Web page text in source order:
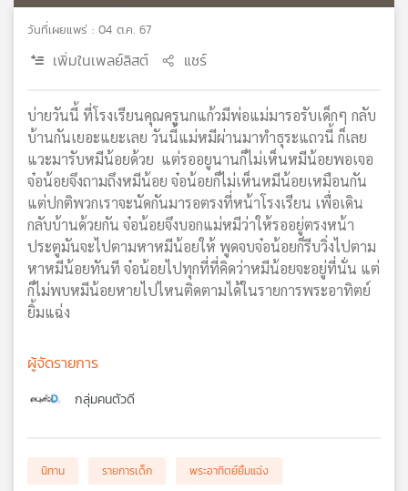
ไทย
แผนที่
วิทยุ
เครือ
ข่าย
วันที่เผยแพร่ : 04 ต.ค. 67
เพิ่มในเพลย์ลิสต์ แชร์
บ่ายวันนี้ ที่โรงเรียนคุณครูนกแก้วมีพ่อแม่มารอรับเด็กๆ กลับ
บ้านกันเยอะแยะเลย วันนี้แม่หมีผ่านมาทำธุระแถวนี้ ก็เลย
แวะมารับหมีน้อยด้วย แต่รออยูนานก็ไม่เห็นหมีน้อยพอเจอ
จ๋อน้อยจึงถามถึงหมีน้อย จ๋อน้อยก็ไม่เห็นหมีน้อยเหมือนกัน
แต่ปกติพวกเราจะนัดกันมารอตรงที่หน้าโรงเรียน เพื่อเดิน
กลับบ้านด้วยกัน จ๋อน้อยจึงบอกแม่หมีว่าให้รออยู่ตรงหน้า
ประตูมันจะไปตามหาหมีน้อยให้ พูดจบจ๋อน้อยก็รีบวิ่งไปตาม
หาหมีน้อยทันที จ๋อน้อยไปทุกที่ที่คิดว่าหมีน้อยจะอยู่ที่นั่น แต่
ก็ไม่พบหมีน้อยหายไปไหนติดตามได้ในรายการพระอาทิตย์
ยิ้มแฉ่ง
ผู้จัดรายการ
กลุ่มคนตัวดี
นิทาน รายการเด็ก พระอาทิตย์ยิ้มแฉ่ง